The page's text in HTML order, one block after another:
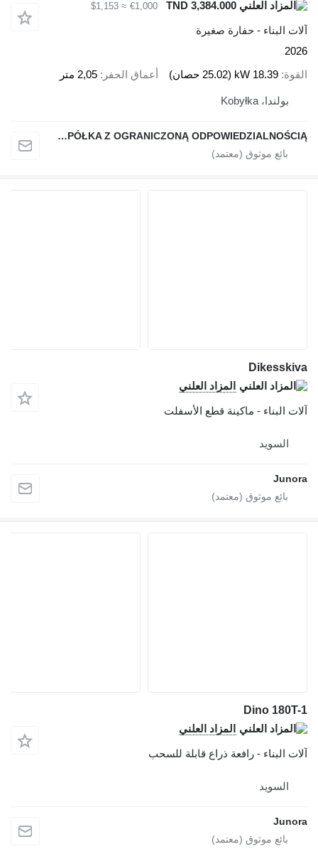
€1,000
≈ $1,153
آلات البناء - حفارة صغيرة
2026
القوة 18.39 kW (25.02 حصان) أعماق الحفر 2,05 متر
بولندا، Kobyłka
APU SPÓŁKA Z OGRANICZONĄ ODPOWIEDZIALNOŚCIĄ
Dikesskiva
المزاد العلني
آلات البناء - ماكينة قطع الأسفلت
السويد
Junora
Dino 180T-1
المزاد العلني
آلات البناء - رافعة ذراع قابلة للسحب
السويد
Junora